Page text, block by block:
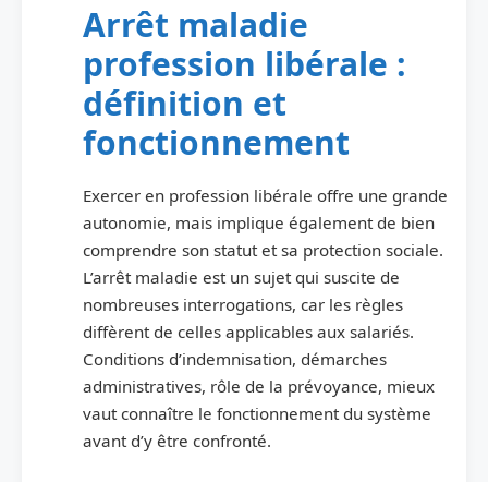
Arrêt maladie
profession libérale :
définition et
fonctionnement
Exercer en profession libérale offre une grande
autonomie, mais implique également de bien
comprendre son statut et sa protection sociale.
L’arrêt maladie est un sujet qui suscite de
nombreuses interrogations, car les règles
diffèrent de celles applicables aux salariés.
Conditions d’indemnisation, démarches
administratives, rôle de la prévoyance, mieux
vaut connaître le fonctionnement du système
avant d’y être confronté.